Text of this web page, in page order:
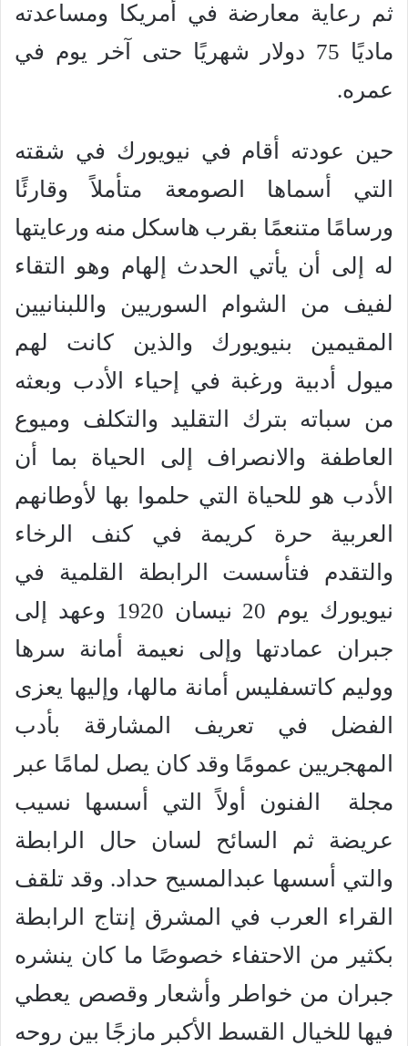
ثم رعاية معارضة في أمريكا ومساعدته
ماديًا 75 دولار شهريًا حتى آخر يوم في
عمره.
حين عودته أقام في نيويورك في شقته
التي أسماها الصومعة متأملاً وقارئًا
ورسامًا متنعمًا بقرب هاسكل منه ورعايتها
له إلى أن يأتي الحدث إلهام وهو التقاء
لفيف من الشوام السوريين واللبنانيين
المقيمين بنيويورك والذين كانت لهم
ميول أدبية ورغبة في إحياء الأدب وبعثه
من سباته بترك التقليد والتكلف وميوع
العاطفة والانصراف إلى الحياة بما أن
الأدب هو للحياة التي حلموا بها لأوطانهم
العربية حرة كريمة في كنف الرخاء
والتقدم فتأسست الرابطة القلمية في
نيويورك يوم 20 نيسان 1920 وعهد إلى
جبران عمادتها وإلى نعيمة أمانة سرها
ووليم كاتسفليس أمانة مالها، وإليها يعزى
الفضل في تعريف المشارقة بأدب
المهجريين عمومًا وقد كان يصل لمامًا عبر
مجلة الفنون أولاً التي أسسها نسيب
عريضة ثم السائح لسان حال الرابطة
والتي أسسها عبدالمسيح حداد. وقد تلقف
القراء العرب في المشرق إنتاج الرابطة
بكثير من الاحتفاء خصوصًا ما كان ينشره
جبران من خواطر وأشعار وقصص يعطي
فيها للخيال القسط الأكبر مازجًا بين روحه